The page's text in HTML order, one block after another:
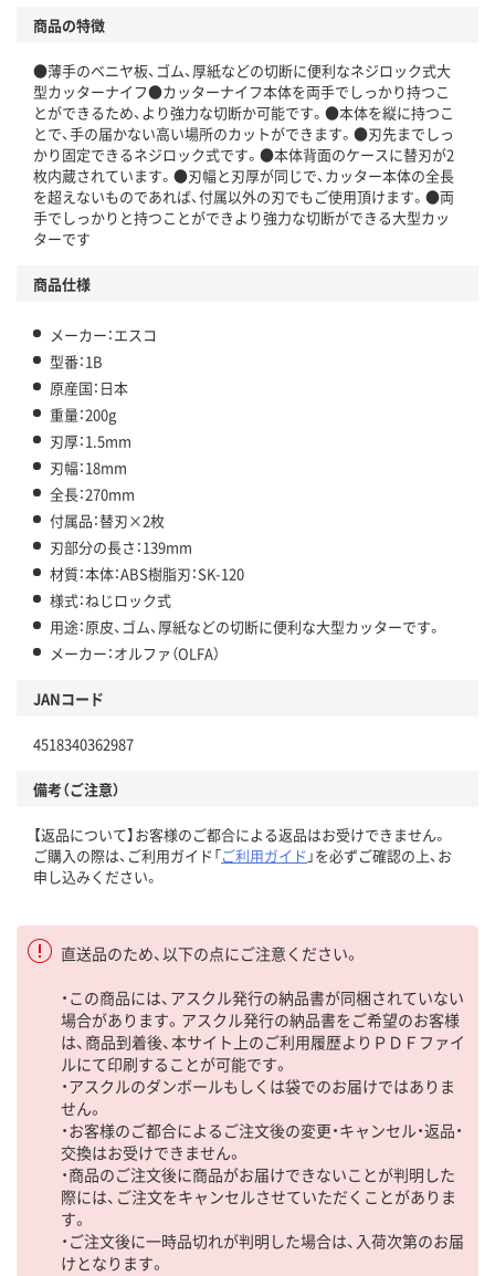
商品の特徴
●薄手のベニヤ板、ゴム、厚紙などの切断に便利なネジロック式大
型カッターナイフ●カッターナイフ本体を両手でしっかり持つこ
とができるため、より強力な切断か可能です。●本体を縦に持つこ
とで、手の届かない高い場所のカットができます。●刃先までしっ
かり固定できるネジロック式です。●本体背面のケースに替刃が2
枚内蔵されています。●刃幅と刃厚が同じで、カッター本体の全長
を超えないものであれば、付属以外の刃でもご使用頂けます。●両
手でしっかりと持つことができより強力な切断ができる大型カッ
ターです
商品仕様
メーカー：エスコ
型番：1B
原産国：日本
重量：200g
刃厚：1.5mm
刃幅：18mm
全長：270mm
付属品：替刃×2枚
刃部分の長さ：139mm
材質：本体：ABS樹脂刃：SK-120
様式：ねじロック式
用途：原皮、ゴム、厚紙などの切断に便利な大型カッターです。
メーカー：オルファ（OLFA）
JANコード
4518340362987
備考（ご注意）
【返品について】お客様のご都合による返品はお受けできません。
ご購入の際は、ご利用ガイド「ご利用ガイド 」を必ずご確認の上、お
申し込みください。
直送品のため、以下の点にご注意ください。
・この商品には、アスクル発行の納品書が同梱されていない
場合があります。アスクル発行の納品書をご希望のお客様
は、商品到着後、本サイト上のご利用履歴よりＰＤＦファイ
ルにて印刷することが可能です。
・アスクルのダンボールもしくは袋でのお届けではありま
せん。
・お客様のご都合によるご注文後の変更・キャンセル・返品・
交換はお受けできません。
・商品のご注文後に商品がお届けできないことが判明した
際には、ご注文をキャンセルさせていただくことがありま
す。
・ご注文後に一時品切れが判明した場合は、入荷次第のお届
けとなります。